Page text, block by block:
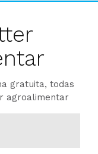
gratuita, todas
agroalimentar